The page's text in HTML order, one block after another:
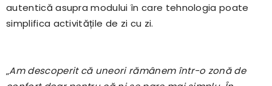
autentică asupra modului în care tehnologia poate
simplifica activitățile de zi cu zi.
„Am descoperit că uneori rămânem într-o zonă de